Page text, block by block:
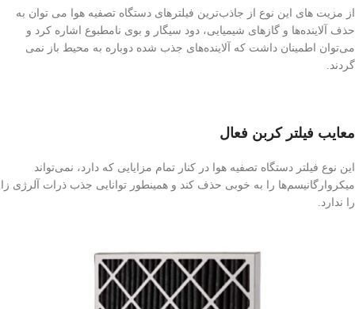
از مزیت های این نوع از جاذب‌ترین فیلترهای دستگاه تصفیه هوا می توان به
حذف آلاینده‌ها و گازهای شیمیایی، دود سیگار و بوی نامطبوع اشاره کرد و
می‌توان اطمینان داشت که آلاینده‌های جذب شده دوباره به محیط باز نمی
گردند.
معایب فیلتر کربن فعال
این نوع فیلتر دستگاه تصفیه هوا در کنار تمام مزایایی که دارد، نمی‌تواند
میکروارگانیسم‌ها را به خوبی حذف کند و همینطور توانایی جذب ذرات آلرژی زا
را ندارد.